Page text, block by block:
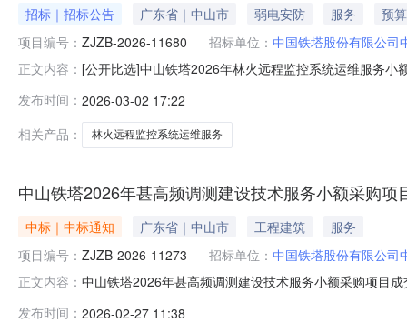
招标｜招标公告 广东省｜中山市 弱电安防 服务
预
项目编号： ZJZB-2026-11680 招标单位： 中国铁塔股份有限公司
正文内容： [公开比选]中山铁塔2026年林火远程监控系统运维服务
采购项目（第二次）（项目编号：ZJZB-2026-11680）
发布时间： 2026-03-02 17:22
相关产品：
林火远程监控系统运维服务
中山铁塔2026年甚高频调测建设技术服务小额采购项
中标｜中标通知 广东省｜中山市 工程建筑
服务
项目编号： ZJZB-2026-11273 招标单位： 中国铁塔股份有限公司
正文内容： 中山铁塔2026年甚高频调测建设技术服务小额采购项目
期：2026年2月27日至2026年3月2日。采购人:中国铁塔
发布时间： 2026-02-27 11:38